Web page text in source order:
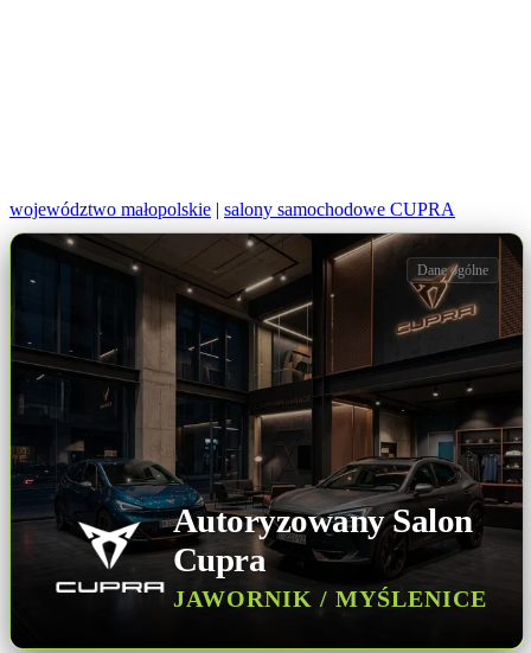
województwo małopolskie | salony samochodowe CUPRA
Autoryzowany Salon
Cupra
JAWORNIK / MYŚLENICE
Dane ogólne